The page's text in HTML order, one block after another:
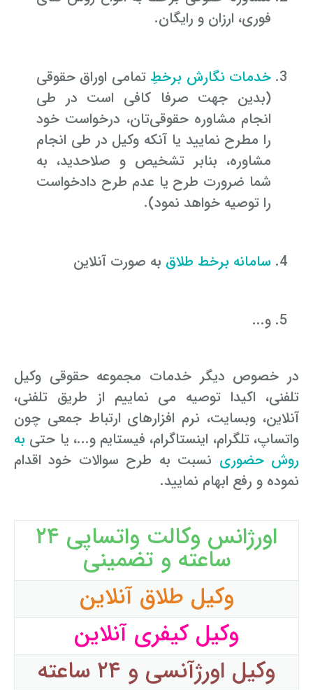
فوری، ارزان و رایگان.
خدمات نگارش برخطِتمامی اوراق حقوقی
(بدین جهت صرفا کافی است در طی
انجام مشاوره حقوقی‌تان، درخواست خود
را مطرح نمایید یا آنکه وکیل در طی انجام
مشاوره، بنابر تشخیص و صلاحدید، به
شما ضرورت طرح یا عدم طرح دادخواست
را توصیه خواهد نمود).
سامانه برخط طلاق به صورت آنلاین
و...
در خصوص دیگر خدمات مجموعه حقوقی وکیل
تلفنی، اکیدا توصیه می­ نماییم از طریق تلفنی،
آنلاین، وب­سایت، نرم ­افزارهای ارتباط جمعی چون
واتساپ، تلگرام، اینستاگرام، فیس­تایم و...، یا حتی به
روش حضوری نسبت به طرح سوالات خود اقدام
نموده و رفع ابهام نمایید.
اورژانس وکالت واتساپی ۲۴
ساعته و تضمینی
وکیل طلاق آنلاین
وکیل کیفری آنلاین
وکیل اورژآنسی و ۲۴ ساعته